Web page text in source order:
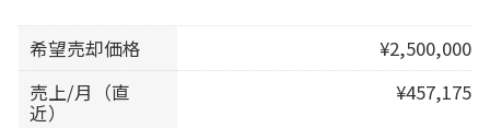
希望売却価格
¥2,500,000
売上/月（直
近）
¥457,175